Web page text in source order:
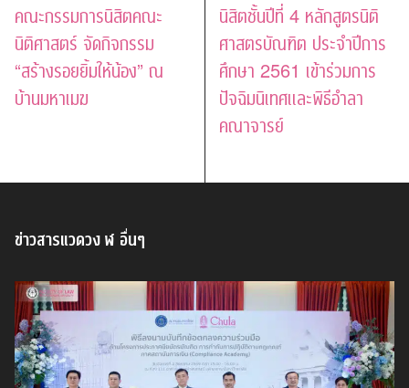
คณะกรรมการนิสิตคณะ
นิติศาสตร์ จัดกิจกรรม
“สร้างรอยยิ้มให้น้อง” ณ
บ้านมหาเมฆ
นิสิตชั้นปีที่ 4 หลักสูตรนิติ
ศาสตรบัณฑิต ประจำปีการ
ศึกษา 2561 เข้าร่วมการ
ปัจฉิมนิเทศและพิธีอำลา
คณาจารย์
ข่าวสารแวดวง ฬ อื่นๆ